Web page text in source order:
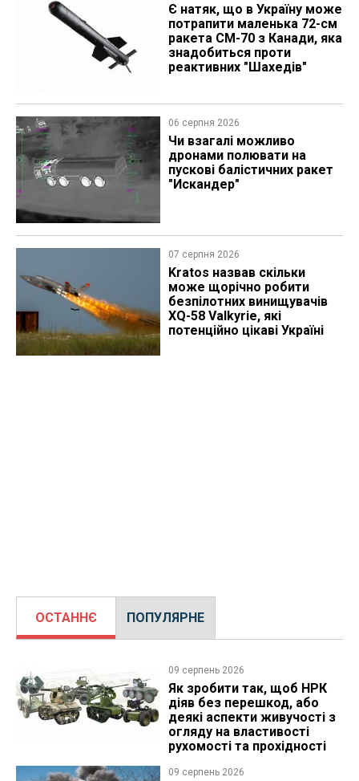
Є натяк, що в Україну може
потрапити маленька 72-см
ракета CM-70 з Канади, яка
знадобиться проти
реактивних "Шахедів"
06 серпня 2026
Чи взагалі можливо
дронами полювати на
пускові балістичних ракет
"Искандер"
07 серпня 2026
Kratos назвав скільки
може щорічно робити
безпілотних винищувачів
XQ-58 Valkyrie, які
потенційно цікаві Україні
ОСТАННЄ ПОПУЛЯРНЕ
09 серпень 2026
Як зробити так, щоб НРК
діяв без перешкод, або
деякі аспекти живучості з
огляду на властивості
рухомості та прохідності
09 серпень 2026